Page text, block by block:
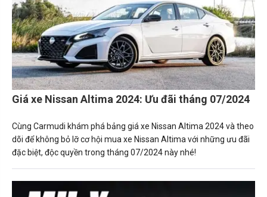
Giá xe Nissan Altima 2024: Ưu đãi tháng 07/2024
Cùng Carmudi khám phá bảng giá xe Nissan Altima 2024 và theo
dõi để không bỏ lỡ cơ hội mua xe Nissan Altima với những ưu đãi
đặc biệt, độc quyền trong tháng 07/2024 này nhé!